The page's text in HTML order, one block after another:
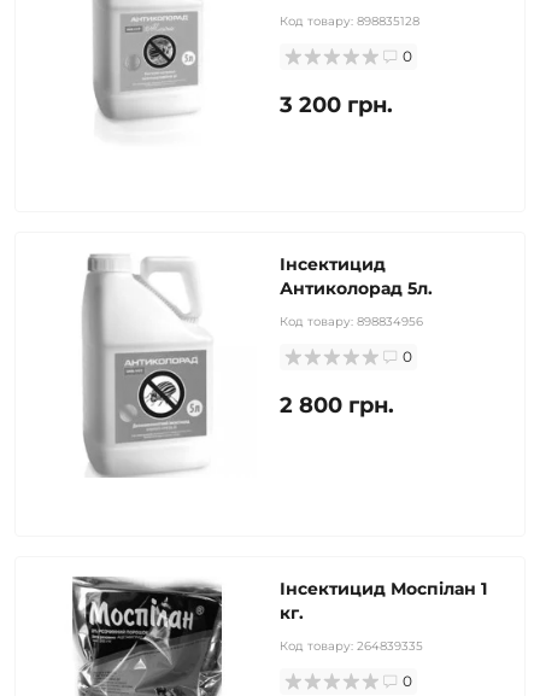
Код товару: 898835128
0
3 200 грн.
Інсектицид
Антиколорад 5л.
Код товару: 898834956
0
2 800 грн.
Інсектицид Моспілан 1
кг.
Код товару: 264839335
0